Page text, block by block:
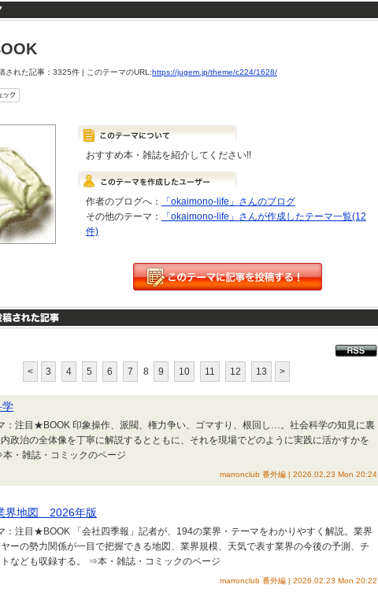
された記事：3325件 | このテーマのURL:https://jugem.jp/theme/c224/1628/
おすすめ本・雑誌を紹介してください!!
作者のブログへ：
「okaimono-life」さんのブログ
その他のテーマ：
「okaimono-life」さんが作成したテーマ一覧(12
件)
< 3 4 5 6 7 8 9 10 11 12 13 >
学
：注目★BOOK 印象操作、派閥、権力争い、ゴマすり、根回し…。社会科学の知見に裏
政治の全体像を丁寧に解説するとともに、それを現場でどのように実践に活かすかを
・雑誌・コミックのページ
marronclub 番外編 | 2026.02.23 Mon 20:24
界地図 2026年版
：注目★BOOK 「会社四季報」記者が、194の業界・テーマをわかりやすく解説。業界
ーの勢力関係が一目で把握できる地図、業界規模、天気で表す業界の今後の予測、チ
なども収録する。 ⇒本・雑誌・コミックのページ
marronclub 番外編 | 2026.02.23 Mon 20:22